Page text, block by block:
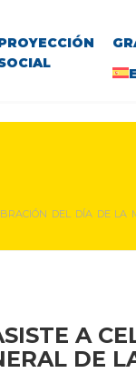
DEL DÍA DE
A
DE